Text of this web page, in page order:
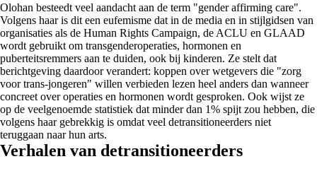
Olohan besteedt veel aandacht aan de term "gender affirming care".
Volgens haar is dit een eufemisme dat in de media en in stijlgidsen van
organisaties als de Human Rights Campaign, de ACLU en GLAAD
wordt gebruikt om transgenderoperaties, hormonen en
puberteitsremmers aan te duiden, ook bij kinderen. Ze stelt dat
berichtgeving daardoor verandert: koppen over wetgevers die "zorg
voor trans-jongeren" willen verbieden lezen heel anders dan wanneer
concreet over operaties en hormonen wordt gesproken. Ook wijst ze
op de veelgenoemde statistiek dat minder dan 1% spijt zou hebben, die
volgens haar gebrekkig is omdat veel detransitioneerders niet
teruggaan naar hun arts.
Verhalen van detransitioneerders